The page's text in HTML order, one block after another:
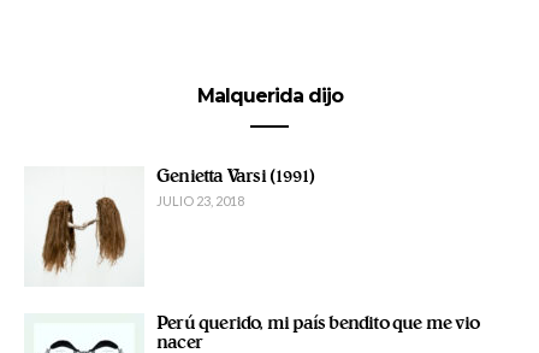
Malquerida dijo
Genietta Varsi (1991)
JULIO 23, 2018
Perú querido, mi país bendito que me vio
nacer